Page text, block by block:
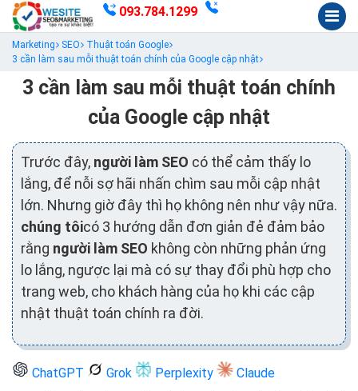
093.784.1299
Marketing SEO
Thuật toán Google
3 cần làm sau mỗi thuật toán chính của Google cập nhật
3 cần làm sau mỗi thuật toán chính
của Google cập nhật
Trước đây, người làm SEO có thể cảm thấy lo
lắng, để nỗi sợ hãi nhấn chìm sau mỗi cập nhật
lớn. Nhưng giờ đây thì họ không nên như vậy nữa.
chúng tôicó 3 hướng dẫn đơn giản đẻ đảm bảo
rằng người làm SEO không còn những phản ứng
lo lắng, ngược lại mà có sự thay đổi phù hợp cho
trang web, cho khách hàng của họ khi các cập
nhật thuật toán chính ra đời.
ChatGPT Grok Perplexity Claude